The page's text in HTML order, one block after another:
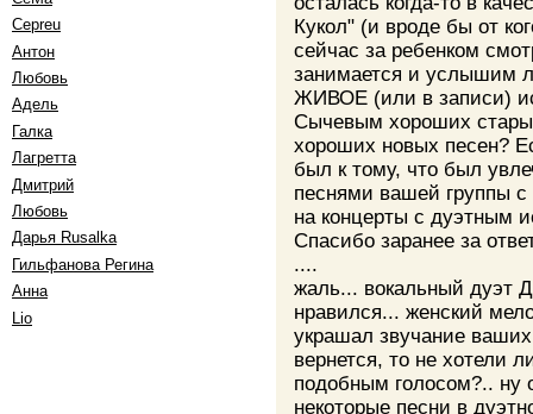
Cepreu
Антон
Любовь
Адель
Галка
Лагретта
Дмитрий
Любовь
Дарья Rusalka
Гильфанова Регина
Анна
Lio
Кукол" (и вроде бы от
сейчас за ребенком
занимается и услышим
ЖИВОЕ (или в записи)
Сычевым хороших
хороших новых песен?
был к тому, что был
песнями вашей группы
на концерты с дуэтным
Спасибо заранее за
....
жаль... вокальный дуэт
нравился... женский
украшал звучание
вернется, то не хотели
подобным голосом?.. ну
некоторые песни в